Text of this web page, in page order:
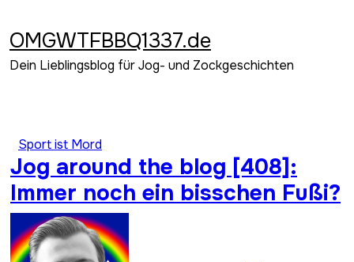
springen
OMGWTFBBQ1337.de
Dein Lieblingsblog für Jog- und Zockgeschichten
Sport ist Mord
Jog around the blog [408]:
Immer noch ein bisschen Fußi?